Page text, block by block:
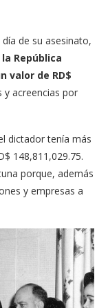
de su asesinato,
República
valor de RD$
acreencias por
dictador tenía más
148,811,029.75.
porque, además
y empresas a